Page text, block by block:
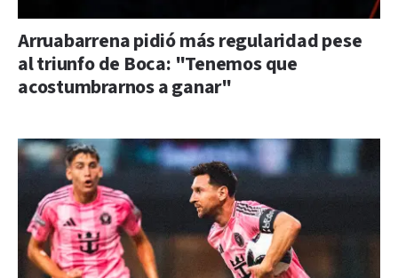
Arruabarrena pidió más regularidad pese
al triunfo de Boca: "Tenemos que
acostumbrarnos a ganar"